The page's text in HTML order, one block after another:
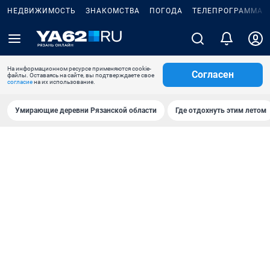
НЕДВИЖИМОСТЬ ЗНАКОМСТВА ПОГОДА ТЕЛЕПРОГРАММА
На информационном ресурсе применяются cookie-
файлы. Оставаясь на сайте, вы подтверждаете свое
согласиена их использование.
Согласен
Умирающие деревни Рязанской области Где отдохнуть этим летом